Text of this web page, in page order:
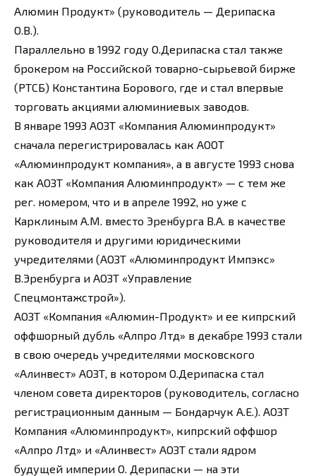
Алюмин Продукт» (руководитель — Дерипаска
О.В.).
Параллельно в 1992 году О.Дерипаска стал также
брокером на Российской товарно-сырьевой бирже
(РТСБ) Константина Борового, где и стал впервые
торговать акциями алюминиевых заводов.
В январе 1993 АОЗТ «Компания Алюминпродукт»
сначала перегистрировалась как АООТ
«Алюминпродукт компания», а в августе 1993 снова
как АОЗТ «Компания Алюминпродукт» — с тем же
рег. номером, что и в апреле 1992, но уже с
Карклиным А.М. вместо Эренбурга В.А. в качестве
руководителя и другими юридическими
учредителями (АОЗТ «Алюминпродукт Импэкс»
В.Эренбурга и АОЗТ «Управление
Спецмонтажстрой»).
АОЗТ «Компания «Алюмин-Продукт» и ее кипрский
оффшорный дубль «Алпро Лтд» в декабре 1993 стали
в свою очередь учредителями московского
«Алинвест» АОЗТ, в котором О.Дерипаска стал
членом совета директоров (руководитель, согласно
регистрационным данным — Бондарчук А.Е.). АОЗТ
Компания «Алюминпродукт», кипрский оффшор
«Алпро Лтд» и «Алинвест» АОЗТ стали ядром
будущей империи О. Дерипаски — на эти